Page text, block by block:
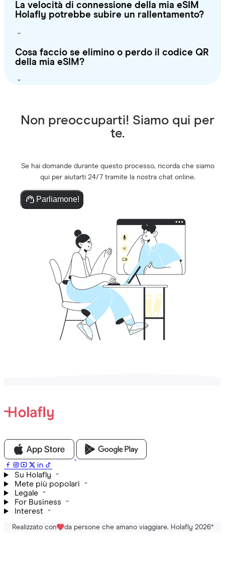
La velocità di connessione della mia eSIM
Holafly potrebbe subire un rallentamento?
Cosa faccio se elimino o perdo il codice QR
della mia eSIM?
Non preoccuparti! Siamo qui per
te.
Se hai domande durante questo processo, ricorda che siamo
qui per aiutarti 24/7 tramite la nostra chat online.
Parliamone!
Su Holafly
Mete più popolari
Legale
For Business
Interest
Realizzato con da persone che amano viaggiare. Holafly 2026®